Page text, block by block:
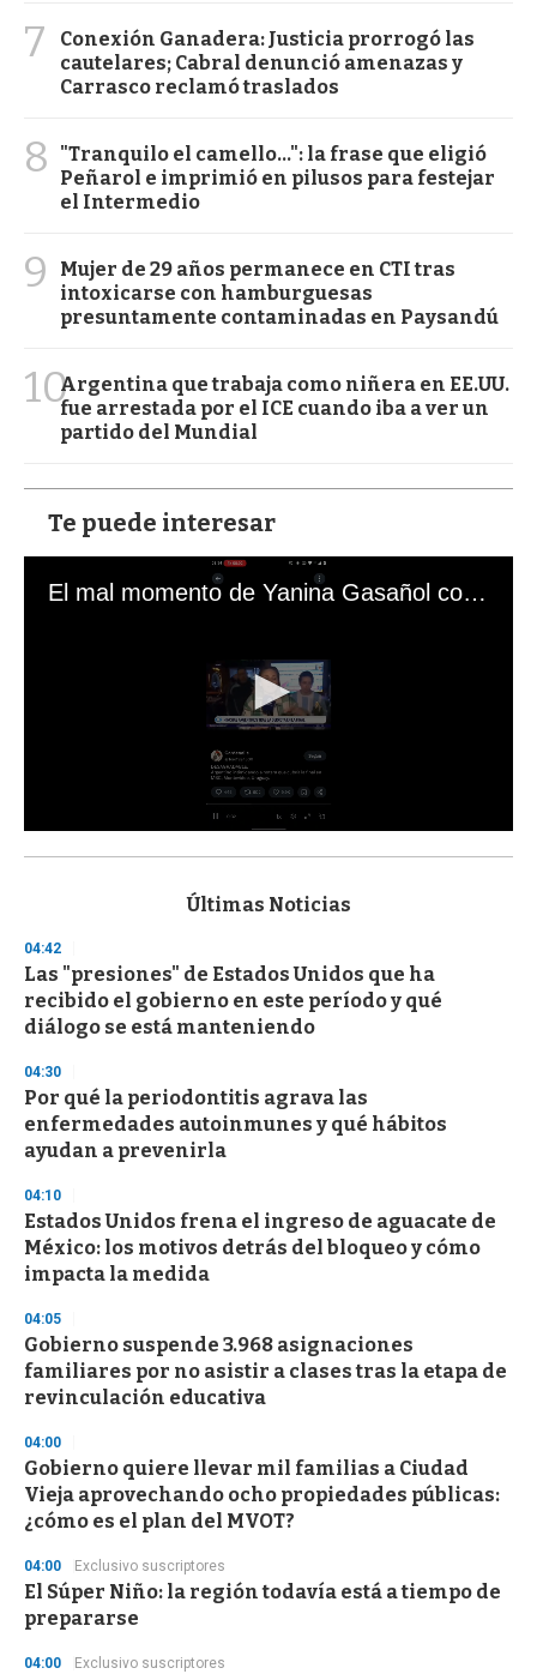
7
Conexión Ganadera: Justicia prorrogó las
cautelares; Cabral denunció amenazas y
Carrasco reclamó traslados
8
"Tranquilo el camello...": la frase que eligió
Peñarol e imprimió en pilusos para festejar
el Intermedio
9
Mujer de 29 años permanece en CTI tras
intoxicarse con hamburguesas
presuntamente contaminadas en Paysandú
10Argentina que trabaja como niñera en EE.UU.
fue arrestada por el ICE cuando iba a ver un
partido del Mundial
Te puede interesar
El mal momento de Yanina Gasañol con un hincha argentino en "Subrayado"
s
d
s
o
f
3
s
e
c
o
n
Últimas Noticias
04:42
Las "presiones" de Estados Unidos que ha
recibido el gobierno en este período y qué
diálogo se está manteniendo
04:30
Por qué la periodontitis agrava las
enfermedades autoinmunes y qué hábitos
ayudan a prevenirla
04:10
Estados Unidos frena el ingreso de aguacate de
México: los motivos detrás del bloqueo y cómo
impacta la medida
04:05
Gobierno suspende 3.968 asignaciones
familiares por no asistir a clases tras la etapa de
revinculación educativa
04:00
Gobierno quiere llevar mil familias a Ciudad
Vieja aprovechando ocho propiedades públicas:
¿cómo es el plan del MVOT?
04:00 Exclusivo suscriptores
El Súper Niño: la región todavía está a tiempo de
prepararse
04:00 Exclusivo suscriptores